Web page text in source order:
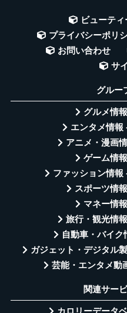
ビューテ
プライバシーポリ
お問い合わせ
サ
グルー
グルメ情
エンタメ情報
アニメ・漫画
ゲーム情
ファッション情報
スポーツ情
マネー情
旅行・観光情
自動車・バイク
ガジェット・デジタル
芸能・エンタメ動
関連サー